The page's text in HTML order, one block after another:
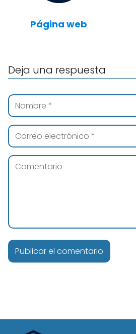
Página web
Deja una respuesta